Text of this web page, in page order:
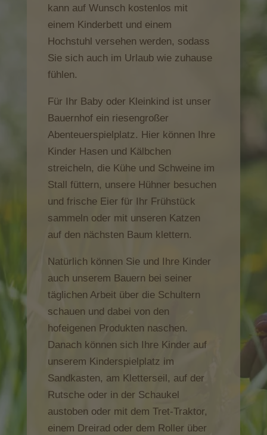
kann auf Wunsch kostenlos mit
einem Kinderbett und einem
Hochstuhl versehen werden, sodass
Sie sich auch im Urlaub wie zuhause
fühlen.
Für Ihr Baby oder Kleinkind ist unser
Bauernhof ein riesengroßer
Abenteuerspielplatz. Hier können Ihre
Kinder Hasen und Kälbchen
streicheln, die Kühe und Schweine im
Stall füttern, unsere Hühner besuchen
und frische Eier für Ihr Frühstück
sammeln oder mit unseren Katzen
auf den nächsten Baum klettern.
Natürlich können Sie und Ihre Kinder
auch unserem Bauern bei seiner
täglichen Arbeit über die Schultern
schauen und dabei von den
hofeigenen Produkten naschen.
Danach können sich Ihre Kinder auf
unserem Kinderspielplatz im
Sandkasten, am Kletterseil, auf der
Rutsche oder in der Schaukel
austoben oder mit dem Tret-Traktor,
einem Dreirad oder dem Roller über